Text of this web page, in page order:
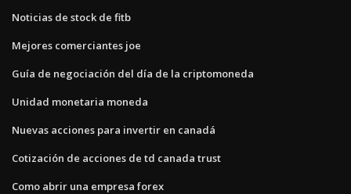
Noticias de stock de fitb
Mejores comerciantes joe
Guía de negociación del día de la criptomoneda
Unidad monetaria moneda
Nuevas acciones para invertir en canadá
Cotización de acciones de td canada trust
Como abrir una empresa forex